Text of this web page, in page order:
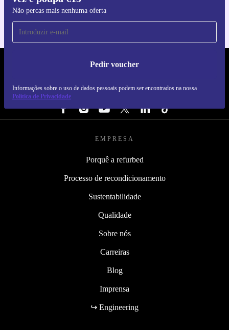
Não percas mais nenhuma oferta
Pedir voucher
Informações sobre o uso de dados pessoais podem ser encontrados na nossa
Política de Privacidade
REFURBED PORTUGAL - RETHINK NEW.
SEGUE-NOS
EMPRESA
Porquê a refurbed
Processo de recondicionamento
Sustentabilidade
Qualidade
Sobre nós
Carreiras
Blog
Imprensa
↪ Engineering